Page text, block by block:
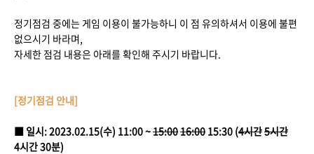
정기점검 중에는 게임 이용이 불가능하니 이 점 유의하셔서 이용에 불편
없으시기 바라며,
자세한 점검 내용은 아래를 확인해 주시기 바랍니다.
[정기점검 안내]
■ 일시: 2023.02.15(수) 11:00 ~15:0016:00 15:30 (4시간5시간
4시간 30분)